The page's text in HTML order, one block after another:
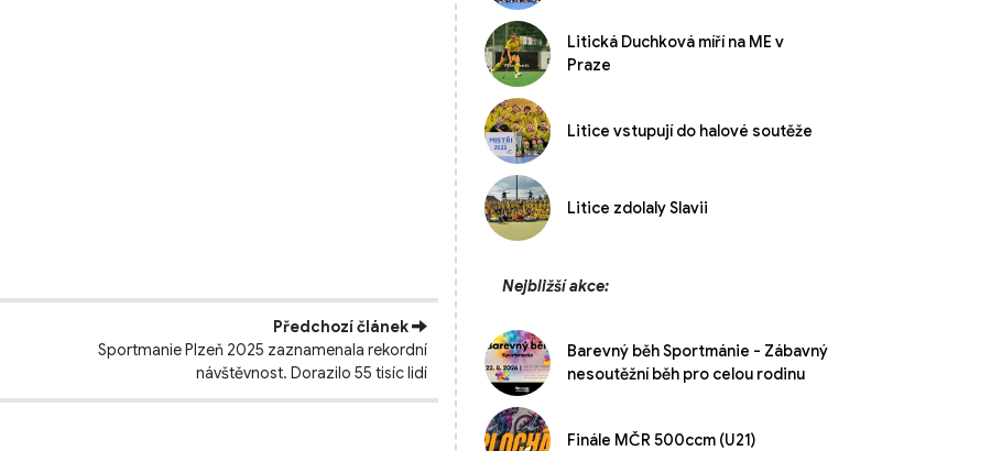
Předchozí článek
Sportmanie Plzeň 2025 zaznamenala rekordní
návštěvnost. Dorazilo 55 tisíc lidí
Litická Duchková míří na ME v
Praze
Litice vstupují do halové soutěže
Litice zdolaly Slavii
Nejbližší akce:
Barevný běh Sportmánie - Zábavný
nesoutěžní běh pro celou rodinu
Finále MČR 500ccm (U21)